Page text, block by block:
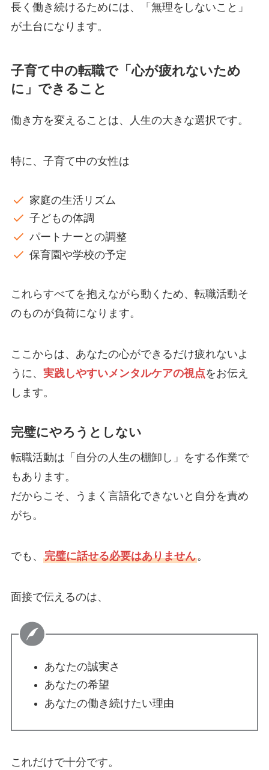
長く働き続けるためには、「無理をしないこと」
が土台になります。
子育て中の転職で「心が疲れないため
に」できること
働き方を変えることは、人生の大きな選択です。
特に、子育て中の女性は
家庭の生活リズム
子どもの体調
パートナーとの調整
保育園や学校の予定
これらすべてを抱えながら動くため、転職活動そ
のものが負荷になります。
ここからは、あなたの心ができるだけ疲れないよ
うに、 実践しやすいメンタルケアの視点をお伝え
します。
完璧にやろうとしない
転職活動は「自分の人生の棚卸し」をする作業で
もあります。
だからこそ、うまく言語化できないと自分を責め
がち。
でも、 完璧に話せる必要はありません。
面接で伝えるのは、
あなたの誠実さ
あなたの希望
あなたの働き続けたい理由
これだけで十分です。